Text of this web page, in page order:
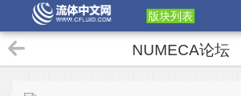
版块列表
NUMECA论坛